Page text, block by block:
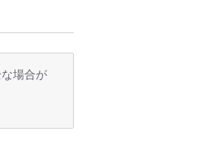
場合が